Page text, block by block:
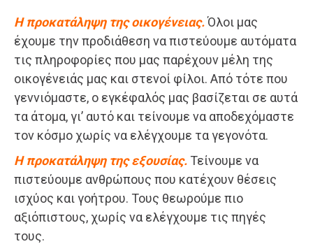
Η προκατάληψη της οικογένειας.Όλοι μας
έχουμε την προδιάθεση να πιστεύουμε αυτόματα
τις πληροφορίες που μας παρέχουν μέλη της
οικογένειάς μας και στενοί φίλοι. Από τότε που
γεννιόμαστε, ο εγκέφαλός μας βασίζεται σε αυτά
τα άτομα, γι’ αυτό και τείνουμε να αποδεχόμαστε
τον κόσμο χωρίς να ελέγχουμε τα γεγονότα.
Η προκατάληψη της εξουσίας. Τείνουμε να
πιστεύουμε ανθρώπους που κατέχουν θέσεις
ισχύος και γοήτρου. Τους θεωρούμε πιο
αξιόπιστους, χωρίς να ελέγχουμε τις πηγές
τους.